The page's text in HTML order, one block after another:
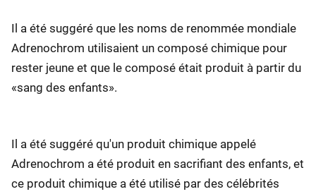
Il a été suggéré que les noms de renommée mondiale
Adrenochrom utilisaient un composé chimique pour
rester jeune et que le composé était produit à partir du
«sang des enfants».
Il a été suggéré qu'un produit chimique appelé
Adrenochrom a été produit en sacrifiant des enfants, et
ce produit chimique a été utilisé par des célébrités